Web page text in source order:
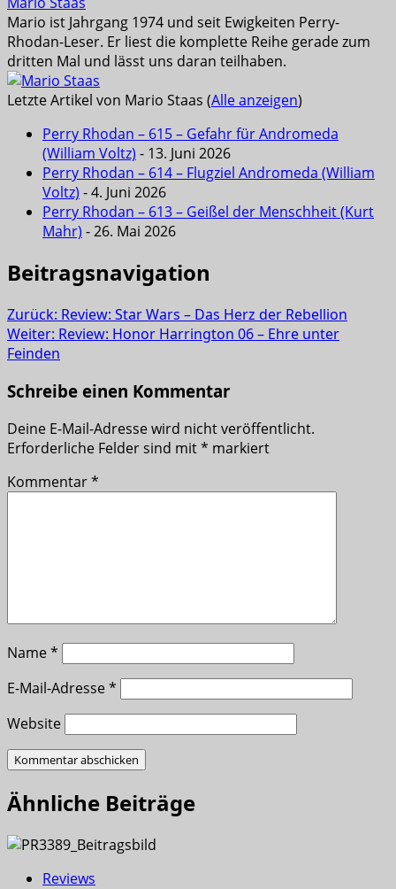
Mario ist Jahrgang 1974 und seit Ewigkeiten Perry-
Rhodan-Leser. Er liest die komplette Reihe gerade zum
dritten Mal und lässt uns daran teilhaben.
Letzte Artikel von Mario Staas (Alle anzeigen)
Perry Rhodan – 615 – Gefahr für Andromeda
(William Voltz) - 13. Juni 2026
Perry Rhodan – 614 – Flugziel Andromeda (William
Voltz) - 4. Juni 2026
Perry Rhodan – 613 – Geißel der Menschheit (Kurt
Mahr) - 26. Mai 2026
Beitragsnavigation
Zurück: Review: Star Wars – Das Herz der Rebellion
Weiter: Review: Honor Harrington 06 – Ehre unter
Feinden
Schreibe einen Kommentar
Deine E-Mail-Adresse wird nicht veröffentlicht.
Erforderliche Felder sind mit* markiert
Kommentar*
Name*
E-Mail-Adresse*
Website
Ähnliche Beiträge
Reviews